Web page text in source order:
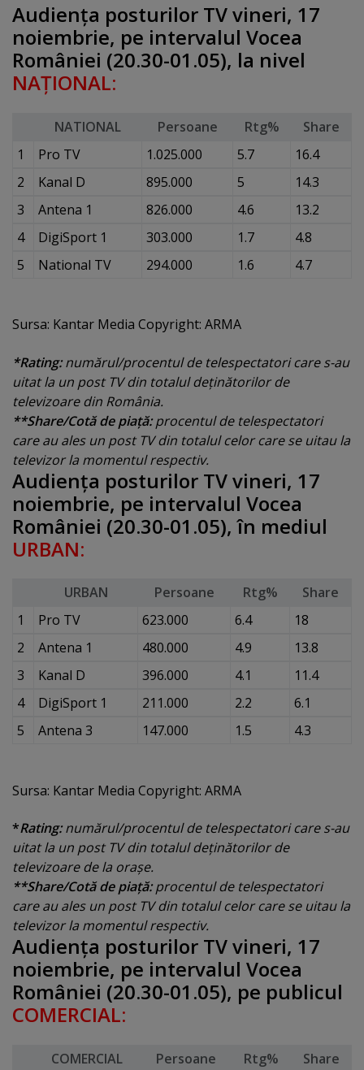
Audienţa posturilor TV vineri, 17
noiembrie, pe intervalul Vocea
României (20.30-01.05), la nivel
NAŢIONAL:
NATIONAL Persoane Rtg%
Share
1
Pro TV 1.025.000 5.7
16.4
2
Kanal D 895.000 5
14.3
3
Antena 1 826.000 4.6
13.2
4
DigiSport 1 303.000 1.7
4.8
5
National TV 294.000 1.6 4.7
Sursa: Kantar Media Copyright: ARMA
*Rating:numărul/procentul de telespectatori care s-au
uitat la un post TV din totalul deţinătorilor de
televizoare din România.
**Share/Cotă de piaţă:procentul de telespectatori
care au ales un post TV din totalul celor care se uitau la
televizor la momentul respectiv.
Audienţa posturilor TV vineri, 17
noiembrie, pe intervalul Vocea
României (20.30-01.05), în mediul
URBAN:
URBAN Persoane Rtg%
Share
1
Pro TV 623.000 6.4
18
2
Antena 1 480.000 4.9
13.8
3
Kanal D 396.000 4.1
11.4
4
DigiSport 1 211.000 2.2
6.1
5
Antena 3 147.000 1.5 4.3
Sursa: Kantar Media Copyright: ARMA
*Rating:numărul/procentul de telespectatori care s-au
uitat la un post TV din totalul deţinătorilor de
televizoare de la oraşe.
**Share/Cotă de piaţă:procentul de telespectatori
care au ales un post TV din totalul celor care se uitau la
televizor la momentul respectiv.
Audienţa posturilor TV vineri, 17
noiembrie, pe intervalul Vocea
României (20.30-01.05), pe publicul
COMERCIAL:
COMERCIAL Persoane Rtg% Share